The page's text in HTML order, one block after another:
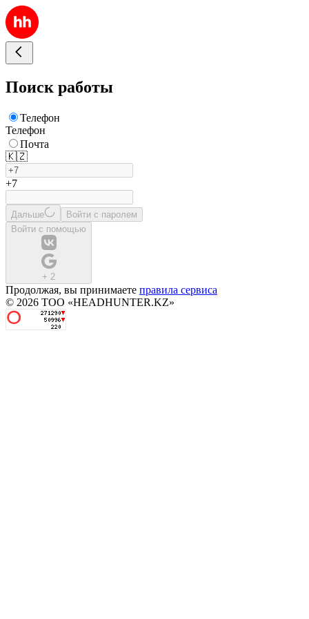
Поиск работы
Телефон
Телефон
Почта
🇰🇿
+7
Дальше
Войти с паролем
Войти с помощью
+ 2
Продолжая, вы принимаете правила сервиса
© 2026 ТОО «HEADHUNTER.KZ»